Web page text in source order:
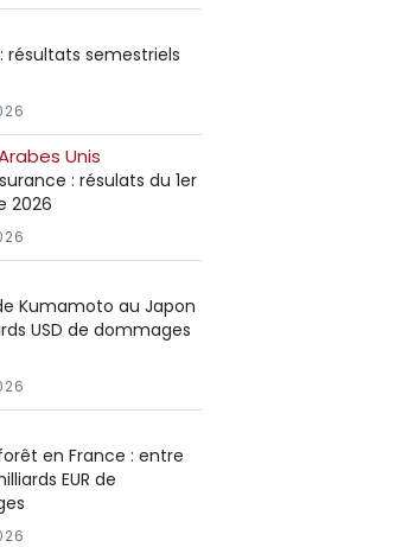
: résultats semestriels
Unis
: résulats du 1er
2026
Kumamoto au Japon
USD de dommages
en France : entre
EUR de